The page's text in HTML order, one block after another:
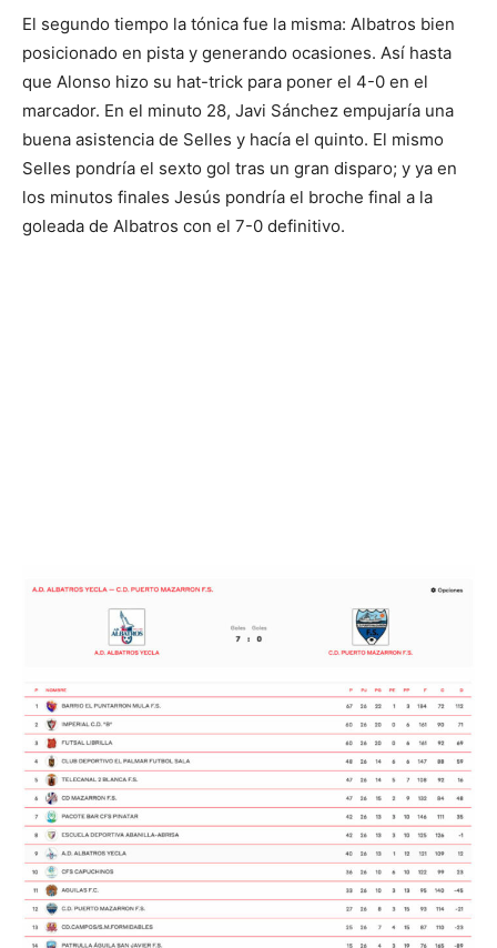
El segundo tiempo la tónica fue la misma: Albatros bien
posicionado en pista y generando ocasiones. Así hasta
que Alonso hizo su hat-trick para poner el 4-0 en el
marcador. En el minuto 28, Javi Sánchez empujaría una
buena asistencia de Selles y hacía el quinto. El mismo
Selles pondría el sexto gol tras un gran disparo; y ya en
los minutos finales Jesús pondría el broche final a la
goleada de Albatros con el 7-0 definitivo.